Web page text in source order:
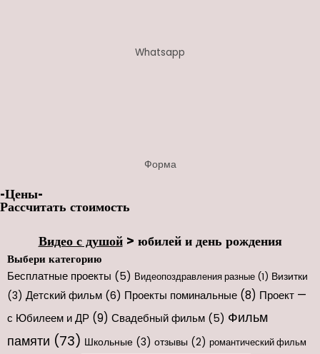
Whatsapp
Форма
-Цены-
Рассчитать стоимость
Видео с душой> юбилей и день рождения
Выбери категорию
Бесплатные проекты (5) Видеопоздравления разные (1) Визитки
(3) Детский фильм (6) Проекты поминальные (8) Проект —
с Юбилеем и ДР (9) Свадебный фильм (5) Фильм
памяти (73) Школьные (3) отзывы (2) романтический фильм